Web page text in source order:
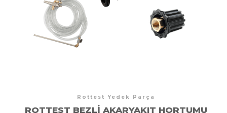
Rottest Yedek Parça
ROTTEST BEZLI AKARYAKIT HORTUMU